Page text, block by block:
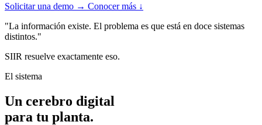
Solicitar una demo → Conocer más ↓
"La información existe. El problema es que está en doce sistemas
distintos."
SIIR resuelve exactamente eso.
El sistema
Un cerebro digital
para tu planta.